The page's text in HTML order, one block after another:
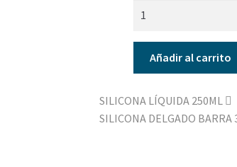
DELGADA
10W
PEQUEÑA
cantidad
Añadir al carrito
SILICONA LÍQUIDA 250ML
SILICONA DELGADO BARRA